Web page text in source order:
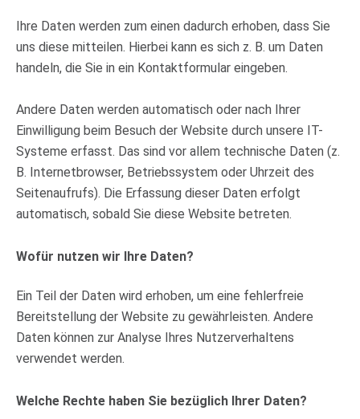
Ihre Daten werden zum einen dadurch erhoben, dass Sie
uns diese mitteilen. Hierbei kann es sich z. B. um Daten
handeln, die Sie in ein Kontaktformular eingeben.
Andere Daten werden automatisch oder nach Ihrer
Einwilligung beim Besuch der Website durch unsere IT-
Systeme erfasst. Das sind vor allem technische Daten (z.
B. Internetbrowser, Betriebssystem oder Uhrzeit des
Seitenaufrufs). Die Erfassung dieser Daten erfolgt
automatisch, sobald Sie diese Website betreten.
Wofür nutzen wir Ihre Daten?
Ein Teil der Daten wird erhoben, um eine fehlerfreie
Bereitstellung der Website zu gewährleisten. Andere
Daten können zur Analyse Ihres Nutzerverhaltens
verwendet werden.
Welche Rechte haben Sie bezüglich Ihrer Daten?